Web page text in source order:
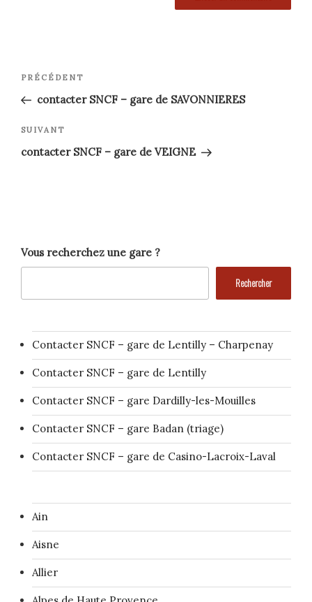
Navigation
de
l’article
Article
précédent
PRÉCÉDENT
contacter SNCF – gare de SAVONNIERES
Article
suivant
SUIVANT
contacter SNCF – gare de VEIGNE
Vous recherchez une gare ?
Rechercher
Contacter SNCF – gare de Lentilly – Charpenay
Contacter SNCF – gare de Lentilly
Contacter SNCF – gare Dardilly-les-Mouilles
Contacter SNCF – gare Badan (triage)
Contacter SNCF – gare de Casino-Lacroix-Laval
Ain
Aisne
Allier